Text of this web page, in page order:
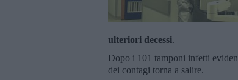
ulteriori decessi.
Dopo i 101 tamponi infetti
dei contagi torna a salire.